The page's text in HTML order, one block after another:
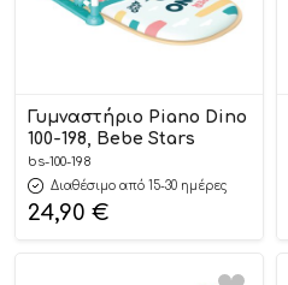
Γυμναστήριο Piano Dino
100-198, Bebe Stars
bs-100-198
Διαθέσιμο από 15-30 ημέρες
24,90 €